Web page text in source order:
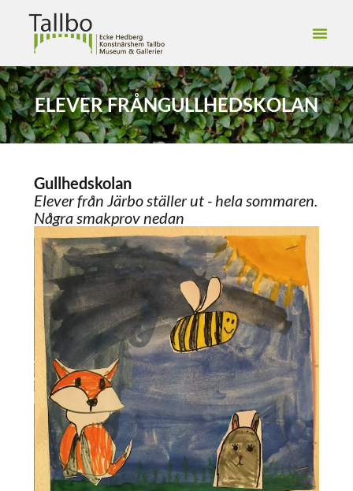
ELEVER FRÅNGULLHEDSKOLAN
Gullhedskolan
Elever från Järbo ställer ut - hela sommaren.
Några smakprov nedan